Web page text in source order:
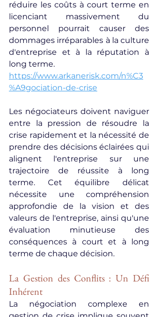
réduire les coûts à court terme en
licenciant massivement du
personnel pourrait causer des
dommages irréparables à la culture
d'entreprise et à la réputation à
long terme.
https://www.arkanerisk.com/n%C3
%A9gociation-de-crise
Les négociateurs doivent naviguer
entre la pression de résoudre la
crise rapidement et la nécessité de
prendre des décisions éclairées qui
alignent l'entreprise sur une
trajectoire de réussite à long
terme. Cet équilibre délicat
nécessite une compréhension
approfondie de la vision et des
valeurs de l'entreprise, ainsi qu'une
évaluation minutieuse des
conséquences à court et à long
terme de chaque décision.
La Gestion des Conflits : Un Défi
Inhérent
La négociation complexe en